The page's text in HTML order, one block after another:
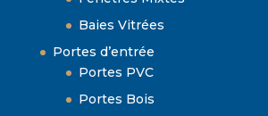
Baies Vitrées
Portes d’entrée
Portes PVC
Portes Bois